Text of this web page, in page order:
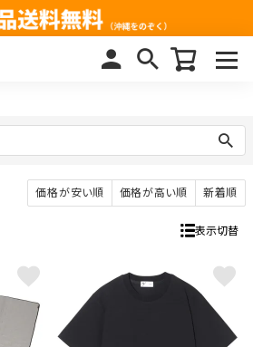
価格が安い順 価格が高い順 新着順
表示切替